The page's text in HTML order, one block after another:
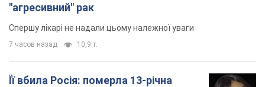
"агресивний" рак
Спершу лікарі не надали цьому належної уваги
7 часов назад 10,9 т.
Її вбила Росія: померла 13-річна